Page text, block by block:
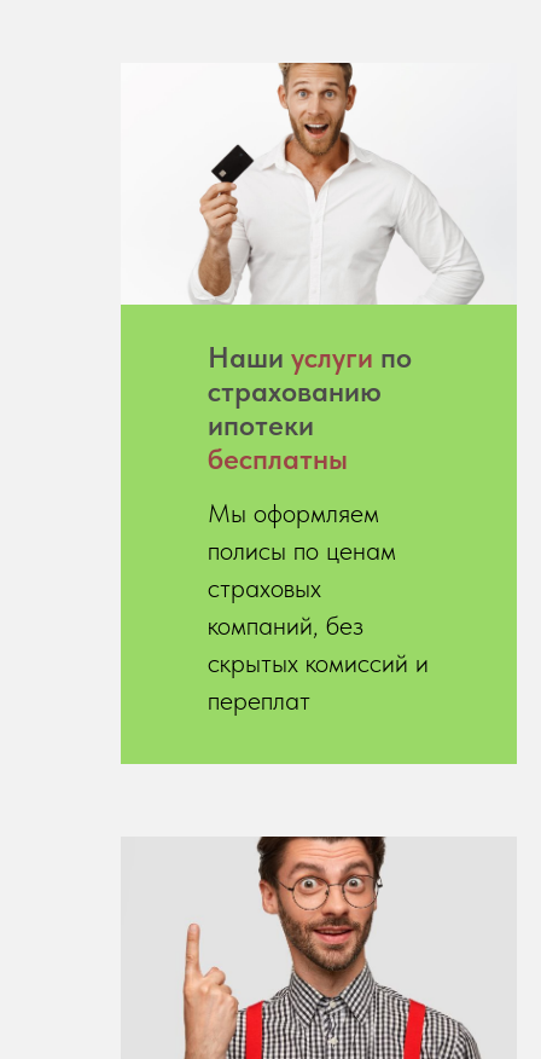
Hаши услуги по
страхованию
ипотеки
бесплатны
Мы оформляем
полисы по ценам
страховых
компаний, без
скрытых комиссий и
переплат